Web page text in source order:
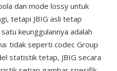
dan mode lossy untuk
tetapi JBIG asli tetap
keunggulannya adalah
tidak seperti codec Group
statistik tetap, JBIG secara